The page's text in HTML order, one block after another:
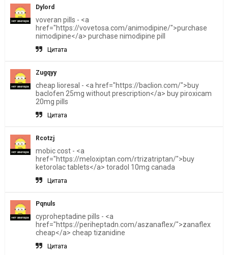
Dylord
voveran pills - <a
href="https://vovetosa.com/animodipine/">purchase
nimodipine</a> purchase nimodipine pill
Цитата
Zugqyy
cheap lioresal - <a href="https://baclion.com/">buy
baclofen 25mg without prescription</a> buy piroxicam
20mg pills
Цитата
Rcotzj
mobic cost - <a
href="https://meloxiptan.com/rtrizatriptan/">buy
ketorolac tablets</a> toradol 10mg canada
Цитата
Pqnuls
cyproheptadine pills - <a
href="https://periheptadn.com/aszanaflex/">zanaflex
cheap</a> cheap tizanidine
Цитата